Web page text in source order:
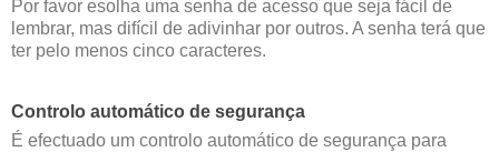
Por favor esolha uma senha de acesso que seja fácil de
lembrar, mas difícil de adivinhar por outros. A senha terá que
ter pelo menos cinco caracteres.
Controlo automático de segurança
É efectuado um controlo automático de segurança para